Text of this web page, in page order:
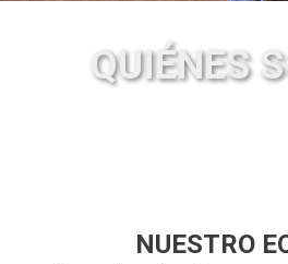
QUIÉNES
NUESTRO